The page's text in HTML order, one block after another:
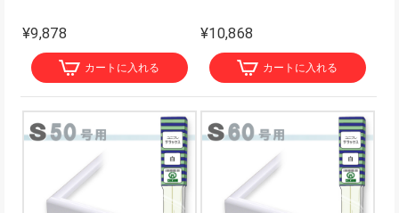
¥9,878
カートに入れる
¥10,868
カートに入れる